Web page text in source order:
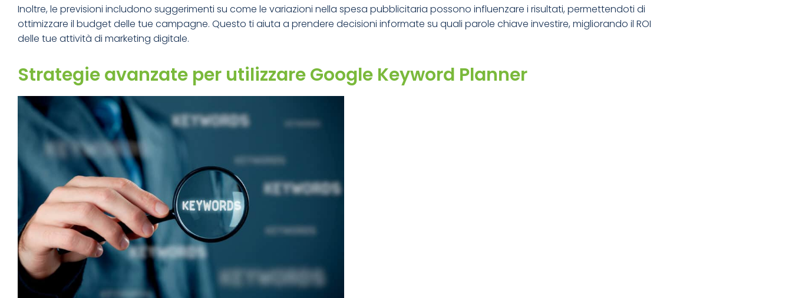
Inoltre, le previsioni includono suggerimenti su come le variazioni nella spesa pubblicitaria possono influenzare i risultati, permettendoti di
ottimizzare il budget delle tue campagne. Questo ti aiuta a prendere decisioni informate su quali parole chiave investire, migliorando il ROI
delle tue attività di marketing digitale.
Strategie avanzate per utilizzare Google Keyword Planner